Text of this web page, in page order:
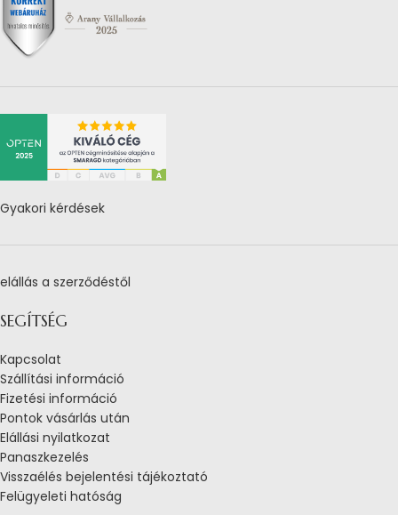
Gyakori kérdések
elállás a szerződéstől
SEGÍTSÉG
Kapcsolat
Szállítási információ
Fizetési információ
Pontok vásárlás után
Elállási nyilatkozat
Panaszkezelés
Visszaélés bejelentési tájékoztató
Felügyeleti hatóság